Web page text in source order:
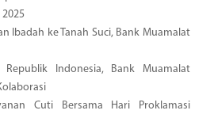
Ibadah ke Tanah Suci, Bank Muamalat
Republik Indonesia, Bank Muamalat
Cuti Bersama Hari Proklamasi